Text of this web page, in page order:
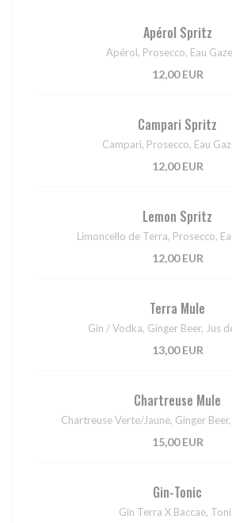
Apérol Spritz
Apérol, Prosecco, Eau
12,00 EUR
Campari Spritz
Campari, Prosecco, Eau
12,00 EUR
Lemon Spritz
Limoncello de Terra, Prosecco,
12,00 EUR
Terra Mule
Gin / Vodka, Ginger Beer, Jus
13,00 EUR
Chartreuse Mule
Chartreuse Verte/Jaune, Ginger
15,00 EUR
Gin-Tonic
Gin Terra X Baccae,